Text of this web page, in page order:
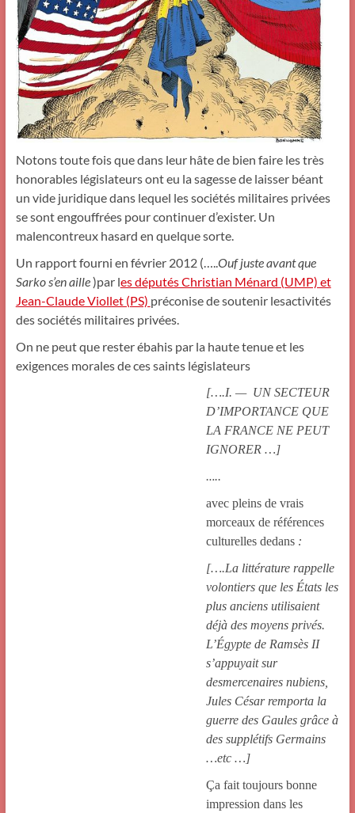
Notons toute fois que dans leur hâte de bien faire les très
honorables législateurs ont eu la sagesse de laisser béant
un vide juridique dans lequel les sociétés militaires privées
se sont engouffrées pour continuer d’exister. Un
malencontreux hasard en quelque sorte.
Un rapport fourni en février 2012 (….. Ouf juste avant que
Sarko s’en aille)par les députés Christian Ménard (UMP) et
Jean-Claude Viollet (PS) préconise de soutenir lesactivités
des sociétés militaires privées.
On ne peut que rester ébahis par la haute tenue et les
exigences morales de ces saints législateurs
[….I. — UN SECTEUR
D’IMPORTANCE QUE
LA FRANCE NE PEUT
IGNORER …]
..
avec pleins de vrais
morceaux de références
culturelles dedans:
[….La littérature rappelle
volontiers que les États les
plus anciens utilisaient
déjà des moyens privés.
L’Égypte de Ramsès II
s’appuyait sur
desmercenaires nubiens,
Jules César remporta la
guerre des Gaules grâce à
des supplétifs Germains
…etc …]
Ça fait toujours bonne
impression dans les